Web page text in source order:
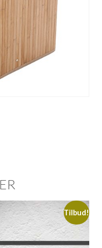
Tilbud!